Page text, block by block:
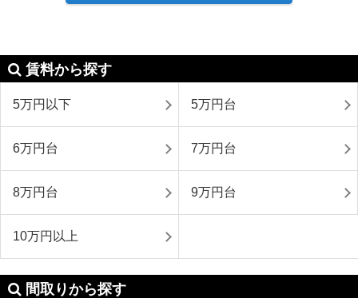
賃料から探す
5万円以下 5万円台
6万円台 7万円台
8万円台 9万円台
10万円以上
間取りから探す